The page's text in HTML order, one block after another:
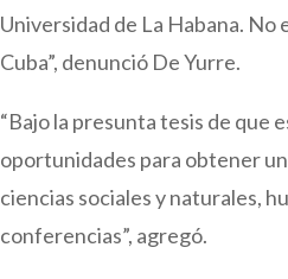
Universidad de La Habana.
Cuba”, denunció De Yurre.
“Bajo la presunta tesis de que
oportunidades para obtener
ciencias sociales y naturales,
conferencias”, agregó.